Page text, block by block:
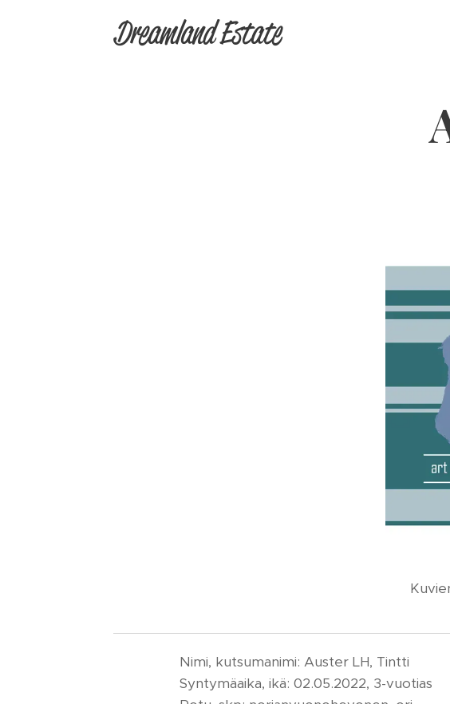
Dreamland Estate
Nimi, kutsumanimi: Auster LH, Tintti
Syntymäaika, ikä: 02.05.2022, 3-vuotias